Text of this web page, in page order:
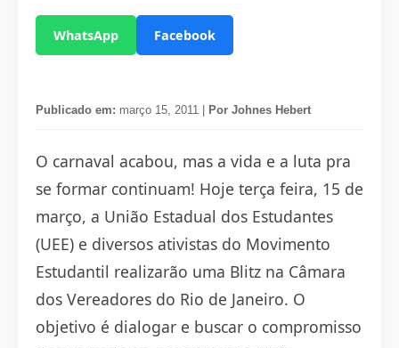
WhatsApp Facebook
Publicado em: março 15, 2011 | Por Johnes Hebert
O carnaval acabou, mas a vida e a luta pra
se formar continuam! Hoje terça feira, 15 de
março, a União Estadual dos Estudantes
(UEE) e diversos ativistas do Movimento
Estudantil realizarão uma Blitz na Câmara
dos Vereadores do Rio de Janeiro. O
objetivo é dialogar e buscar o compromisso